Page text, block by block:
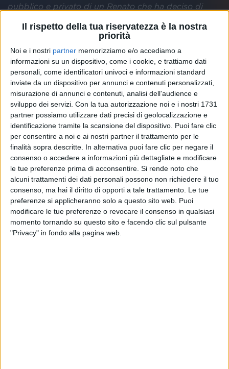
Il rispetto della tua riservatezza è la nostra
priorità
Noi e i nostri partner memorizziamo e/o accediamo a
informazioni su un dispositivo, come i cookie, e trattiamo dati
personali, come identificatori univoci e informazioni standard
inviate da un dispositivo per annunci e contenuti personalizzati,
misurazione di annunci e contenuti, analisi dell'audience e
sviluppo dei servizi. Con la tua autorizzazione noi e i nostri 1731
partner possiamo utilizzare dati precisi di geolocalizzazione e
identificazione tramite la scansione del dispositivo. Puoi fare clic
per consentire a noi e ai nostri partner il trattamento per le
finalità sopra descritte. In alternativa puoi fare clic per negare il
consenso o accedere a informazioni più dettagliate e modificare
le tue preferenze prima di acconsentire. Si rende noto che
alcuni trattamenti dei dati personali possono non richiedere il tuo
consenso, ma hai il diritto di opporti a tale trattamento. Le tue
preferenze si applicheranno solo a questo sito web. Puoi
modificare le tue preferenze o revocare il consenso in qualsiasi
momento tornando su questo sito e facendo clic sul pulsante
"Privacy" in fondo alla pagina web.
pubblico e privato di un Renato che ha deciso di
vicoli, piazze, quartieri e città. Da nord a sud. Da est
ad ovest. In abiti borghesi ovviamente, raccogliendo
segreti e storie di vita di ogni genere. L’altro lo
attendeva per mettere nero su bianco, con parole e
musica, quelle osservazioni e porzioni di umanità
così necessarie allo scopo. Una scommessa difficile.
Un confronto continuo. Cercando di non mettere in
imbarazzo chi, ignaro di essere oggetto di una sorta
di perquisizione benevola, avrebbe potuto non
gradire quel tipo di stalkeraggio. Furono i pronostici,
non proprio incoraggianti, a suggerire a quei due di
fare “ditta” e partire proprio da quello Zero. Oggi i
due imprudenti festeggiano le nozze di smeraldo di
fronte al loro amatissimo, nonché fedelissimo,
pubblico! Che dire: finché c’è Zero c’è alleanza. E
quindi vinca chi avrà più costanza!!! Buon tour
incorreggibili ragazzi”.